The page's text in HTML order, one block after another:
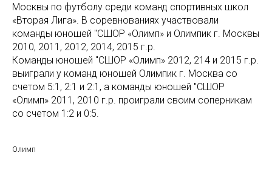
Москвы по футболу среди команд спортивных школ
«Вторая Лига». В соревнованиях участвовали
команды юношей "СШОР «Олимп» и Олимпик г. Москвы
2010, 2011, 2012, 2014, 2015 г.р.
Команды юношей "СШОР «Олимп» 2012, 214 и 2015 г.р.
выиграли у команд юношей Олимпик г. Москва со
счетом 5:1, 2:1 и 2:1, а команды юношей "СШОР
«Олимп» 2011, 2010 г.р. проиграли своим соперникам
со счетом 1:2 и 0:5.
Олимп